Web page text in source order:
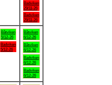
Badviken
29/11-26
Badviken
29/11-26
Båtviken
5/12-26
Badviken
5/12-26
Båtviken
6/12-26
Båtviken
6/12-26
Badviken
6/12-26
Badviken
6/12-26